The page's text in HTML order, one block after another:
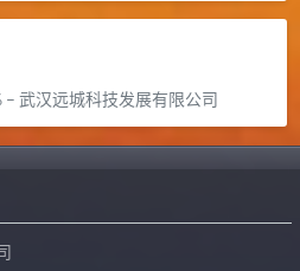
– 武汉远城科技发展有限公司